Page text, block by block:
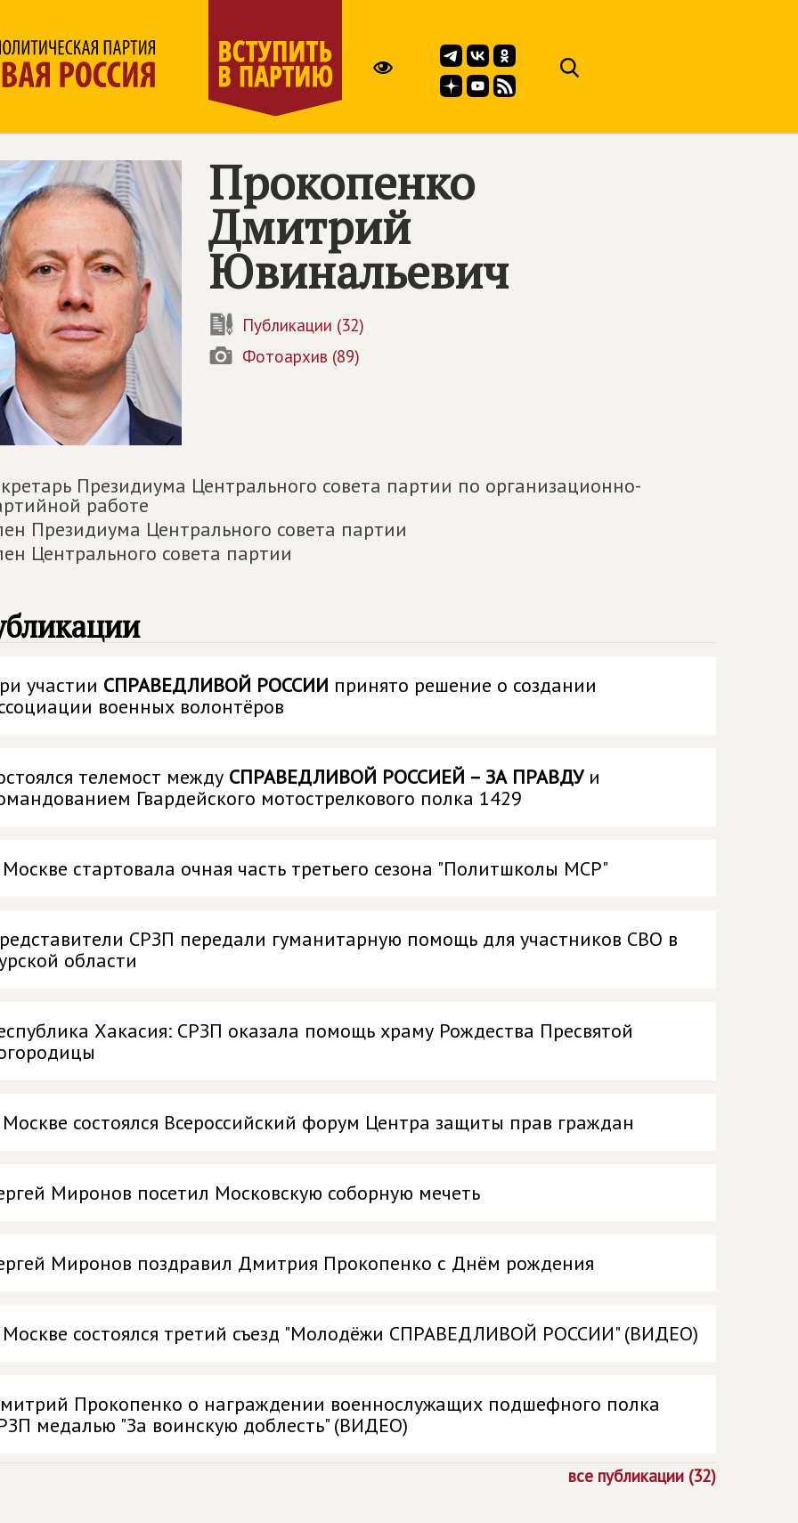
Прокопенко
Дмитрий
Ювинальевич
Публикации (32)
Фотоархив (89)
Президиума Центрального совета партии по организационно-
работе
Президиума Центрального совета партии
Центрального совета партии
участии СПРАВЕДЛИВОЙ РОССИИ принято решение о создании
военных волонтёров
телемост между СПРАВЕДЛИВОЙ РОССИЕЙ – ЗА ПРАВДУи
Гвардейского мотострелкового полка 1429
стартовала очная часть третьего сезона "Политшколы МСР"
СРЗП передали гуманитарную помощь для участников СВО в
области
Хакасия: СРЗП оказала помощь храму Рождества Пресвятой
состоялся Всероссийский форум Центра защиты прав граждан
Миронов посетил Московскую соборную мечеть
Миронов поздравил Дмитрия Прокопенко с Днём рождения
состоялся третий съезд "Молодёжи СПРАВЕДЛИВОЙ РОССИИ" (ВИДЕО)
Прокопенко о награждении военнослужащих подшефного полка
медалью "За воинскую доблесть" (ВИДЕО)
все публикации (32)